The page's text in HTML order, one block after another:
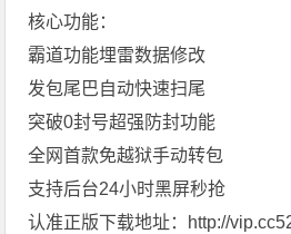
️核心功能：
霸道功能埋雷数据修改
发包尾巴自动快速扫尾
突破0封号超强防封功能
全网首款免越狱手动转包
支持后台24小时黑屏秒抢
认准正版下载地址： http://